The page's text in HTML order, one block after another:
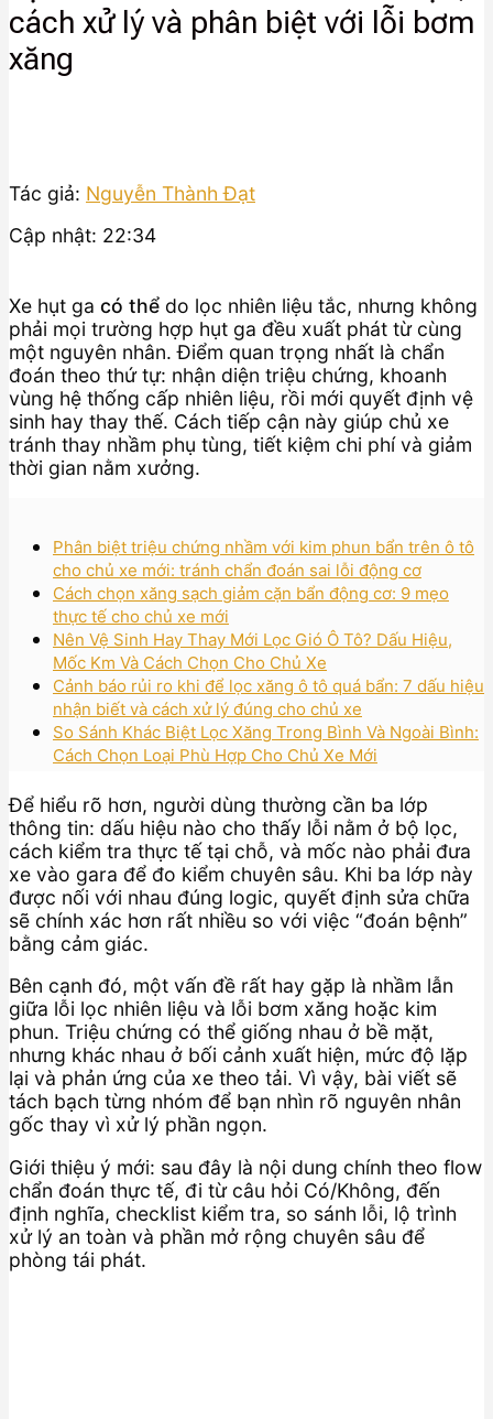
cách xử lý và phân biệt với lỗi bơm
xăng
Tác giả: Nguyễn Thành Đạt
Cập nhật: 22:34
Xe hụt ga có thể do lọc nhiên liệu tắc, nhưng không
phải mọi trường hợp hụt ga đều xuất phát từ cùng
một nguyên nhân. Điểm quan trọng nhất là chẩn
đoán theo thứ tự: nhận diện triệu chứng, khoanh
vùng hệ thống cấp nhiên liệu, rồi mới quyết định vệ
sinh hay thay thế. Cách tiếp cận này giúp chủ xe
tránh thay nhầm phụ tùng, tiết kiệm chi phí và giảm
thời gian nằm xưởng.
Phân biệt triệu chứng nhầm với kim phun bẩn trên ô tô
cho chủ xe mới: tránh chẩn đoán sai lỗi động cơ
Cách chọn xăng sạch giảm cặn bẩn động cơ: 9 mẹo
thực tế cho chủ xe mới
Nên Vệ Sinh Hay Thay Mới Lọc Gió Ô Tô? Dấu Hiệu,
Mốc Km Và Cách Chọn Cho Chủ Xe
Cảnh báo rủi ro khi để lọc xăng ô tô quá bẩn: 7 dấu hiệu
nhận biết và cách xử lý đúng cho chủ xe
So Sánh Khác Biệt Lọc Xăng Trong Bình Và Ngoài Bình:
Cách Chọn Loại Phù Hợp Cho Chủ Xe Mới
Để hiểu rõ hơn, người dùng thường cần ba lớp
thông tin: dấu hiệu nào cho thấy lỗi nằm ở bộ lọc,
cách kiểm tra thực tế tại chỗ, và mốc nào phải đưa
xe vào gara để đo kiểm chuyên sâu. Khi ba lớp này
được nối với nhau đúng logic, quyết định sửa chữa
sẽ chính xác hơn rất nhiều so với việc “đoán bệnh”
bằng cảm giác.
Bên cạnh đó, một vấn đề rất hay gặp là nhầm lẫn
giữa lỗi lọc nhiên liệu và lỗi bơm xăng hoặc kim
phun. Triệu chứng có thể giống nhau ở bề mặt,
nhưng khác nhau ở bối cảnh xuất hiện, mức độ lặp
lại và phản ứng của xe theo tải. Vì vậy, bài viết sẽ
tách bạch từng nhóm để bạn nhìn rõ nguyên nhân
gốc thay vì xử lý phần ngọn.
Giới thiệu ý mới: sau đây là nội dung chính theo flow
chẩn đoán thực tế, đi từ câu hỏi Có/Không, đến
định nghĩa, checklist kiểm tra, so sánh lỗi, lộ trình
xử lý an toàn và phần mở rộng chuyên sâu để
phòng tái phát.